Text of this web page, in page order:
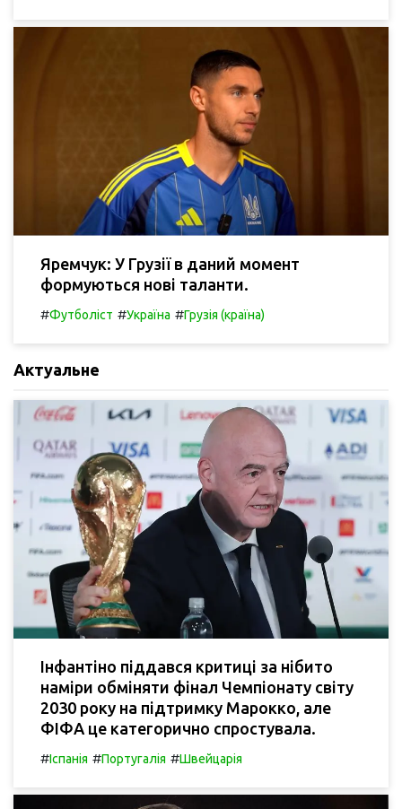
Яремчук: У Грузії в даний момент
формуються нові таланти.
#Футболіст #Україна #Грузія (країна)
Актуальне
Інфантіно піддався критиці за нібито
наміри обміняти фінал Чемпіонату світу
2030 року на підтримку Марокко, але
ФІФА це категорично спростувала.
#Іспанія #Португалія #Швейцарія